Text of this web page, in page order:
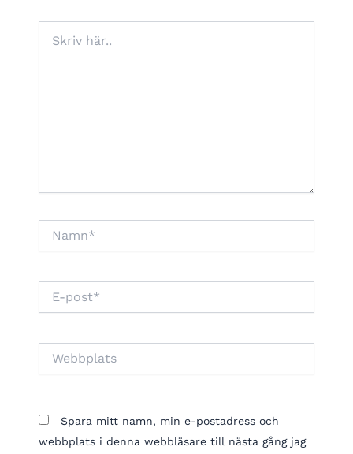
här..
post*
Spara mitt namn, min e-postadress och
webbplats i denna webbläsare till nästa gång jag